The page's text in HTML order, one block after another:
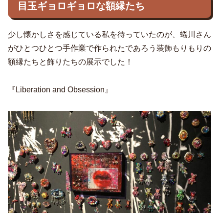
目玉ギョロギョロな額縁たち
少し懐かしさを感じている私を待っていたのが、蜷川さん
がひとつひとつ手作業で作られたであろう装飾もりもりの
額縁たちと飾りたちの展示でした！
『Liberation and Obsession』